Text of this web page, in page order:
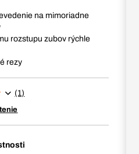
na mimoriadne
rozstupu zubov rýchle
rezy
(1)